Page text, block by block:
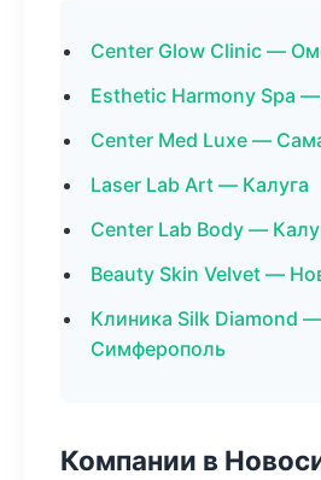
Center Glow Clinic —
Esthetic Harmony Spa
Center Med Luxe —
Laser Lab Art — Калуга
Center Lab Body —
Beauty Skin Velvet —
Клиника Silk Diamond —
Симферополь
Компании в